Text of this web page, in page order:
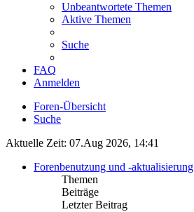
Unbeantwortete Themen
Aktive Themen
Suche
FAQ
Anmelden
Foren-Übersicht
Suche
Aktuelle Zeit: 07.Aug 2026, 14:41
Forenbenutzung und -aktualisierung
Themen
Beiträge
Letzter Beitrag